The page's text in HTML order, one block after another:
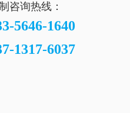
咨询热线：
5646-1640
1317-6037